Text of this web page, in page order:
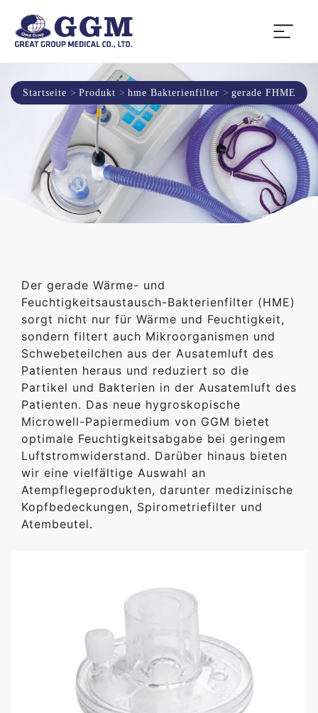
Startseite Produkt hme Bakterienfilter gerade FHME
Der gerade Wärme- und
Feuchtigkeitsaustausch-Bakterienfilter (HME)
sorgt nicht nur für Wärme und Feuchtigkeit,
sondern filtert auch Mikroorganismen und
Schwebeteilchen aus der Ausatemluft des
Patienten heraus und reduziert so die
Partikel und Bakterien in der Ausatemluft des
Patienten. Das neue hygroskopische
Microwell-Papiermedium von GGM bietet
optimale Feuchtigkeitsabgabe bei geringem
Luftstromwiderstand. Darüber hinaus bieten
wir eine vielfältige Auswahl an
Atempflegeprodukten, darunter medizinische
Kopfbedeckungen, Spirometriefilter und
Atembeutel.